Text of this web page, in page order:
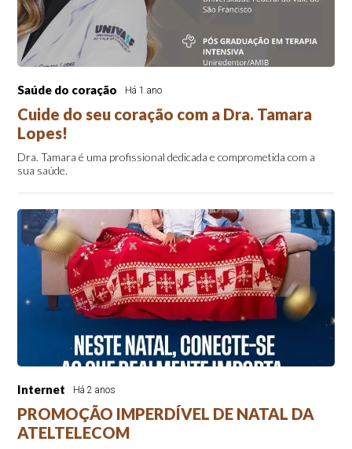
Saúde do coração Há 1 ano
Cuide do seu coração com a Dra. Tamara
Lopes!
Dra. Tamara é uma profissional dedicada e comprometida com a
sua saúde.
Internet Há 2 anos
PROMOÇÃO IMPERDÍVEL DE NATAL DA
ATELTELECOM